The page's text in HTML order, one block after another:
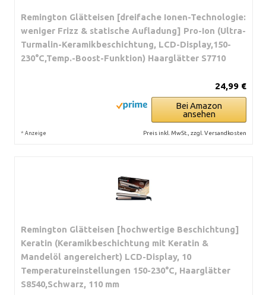
Remington Glätteisen [dreifache Ionen-Technologie:
weniger Frizz & statische Aufladung] Pro-Ion (Ultra-
Turmalin-Keramikbeschichtung, LCD-Display,150-
230°C,Temp.-Boost-Funktion) Haarglätter S7710
24,99 €
Bei Amazon
ansehen
* Anzeige Preis inkl. MwSt., zzgl. Versandkosten
Remington Glätteisen [hochwertige Beschichtung]
Keratin (Keramikbeschichtung mit Keratin &
Mandelöl angereichert) LCD-Display, 10
Temperatureinstellungen 150-230°C, Haarglätter
S8540,Schwarz, 110 mm